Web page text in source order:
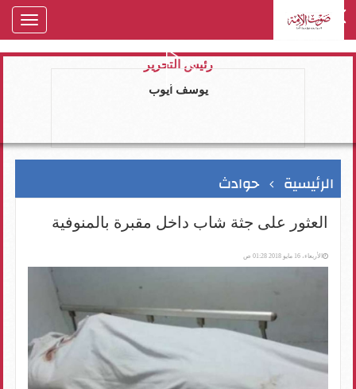
رئيس التحرير
يوسف ايوب
الرئيسية حوادث
العثور على جثة شاب داخل مقبرة بالمنوفية
الأربعاء، 16 مايو 2018 01:28 ص